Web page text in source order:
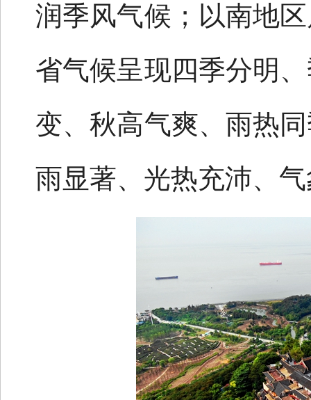
润季风气候；以南地
省气候呈现四季分明
变、秋高气爽、雨热
雨显著、光热充沛、